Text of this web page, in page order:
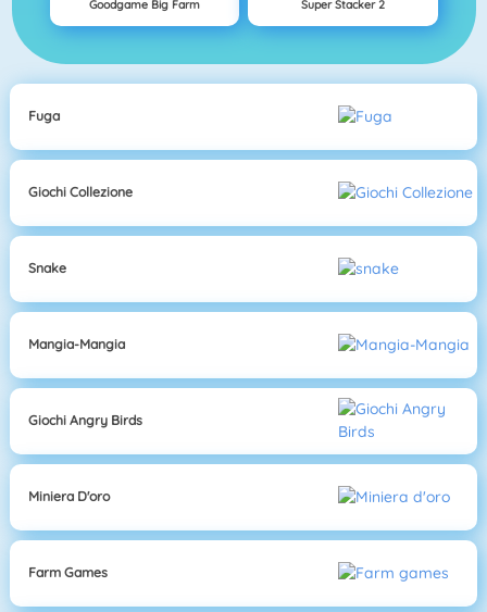
Goodgame Big Farm Super Stacker 2
Fuga
Giochi Collezione
Snake
Mangia-Mangia
Giochi Angry Birds
Miniera D'oro
Farm Games